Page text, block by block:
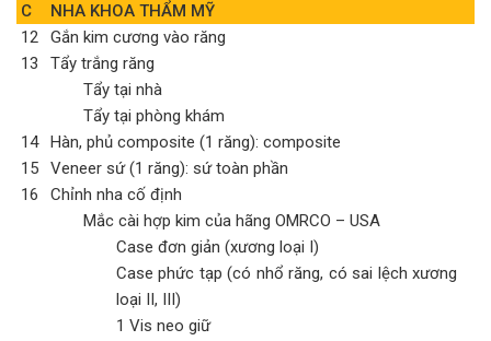
C
NHA KHOA THẨM MỸ
12
Gắn kim cương vào răng
13
Tẩy trắng răng
Tẩy tại nhà
Tẩy tại phòng khám
14
Hàn, phủ composite (1 răng): composite
15
Veneer sứ (1 răng): sứ toàn phần
16
Chỉnh nha cố định
Mắc cài hợp kim của hãng OMRCO – USA
Case đơn giản (xương loại I)
Case phức tạp (có nhổ răng, có sai lệch xương
loại II, III)
1 Vis neo giữ